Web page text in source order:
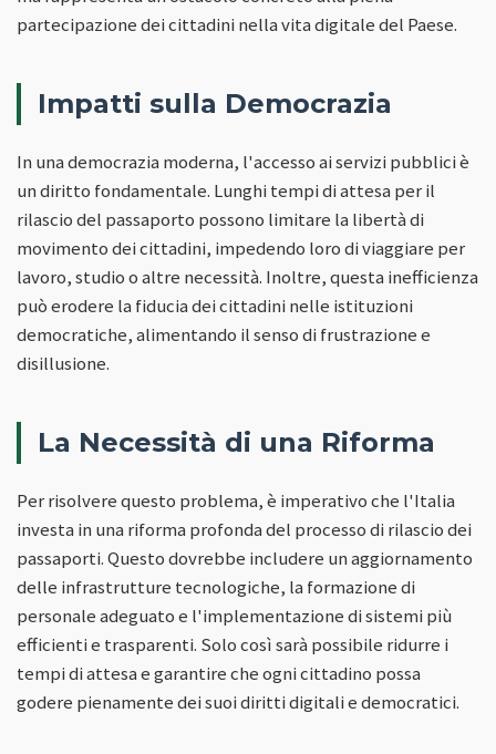
partecipazione dei cittadini nella vita digitale del Paese.
Impatti sulla Democrazia
In una democrazia moderna, l'accesso ai servizi pubblici è
un diritto fondamentale. Lunghi tempi di attesa per il
rilascio del passaporto possono limitare la libertà di
movimento dei cittadini, impedendo loro di viaggiare per
lavoro, studio o altre necessità. Inoltre, questa inefficienza
può erodere la fiducia dei cittadini nelle istituzioni
democratiche, alimentando il senso di frustrazione e
disillusione.
La Necessità di una Riforma
Per risolvere questo problema, è imperativo che l'Italia
investa in una riforma profonda del processo di rilascio dei
passaporti. Questo dovrebbe includere un aggiornamento
delle infrastrutture tecnologiche, la formazione di
personale adeguato e l'implementazione di sistemi più
efficienti e trasparenti. Solo così sarà possibile ridurre i
tempi di attesa e garantire che ogni cittadino possa
godere pienamente dei suoi diritti digitali e democratici.